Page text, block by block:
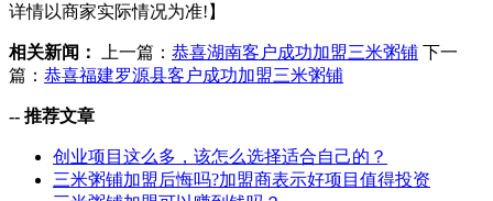
详情以商家实际情况为准!】
相关新闻： 上一篇： 恭喜湖南客户成功加盟三米粥铺 下一
篇： 恭喜福建罗源县客户成功加盟三米粥铺
-- 推荐文章
创业项目这么多，该怎么选择适合自己的？
三米粥铺加盟后悔吗?加盟商表示好项目值得投资